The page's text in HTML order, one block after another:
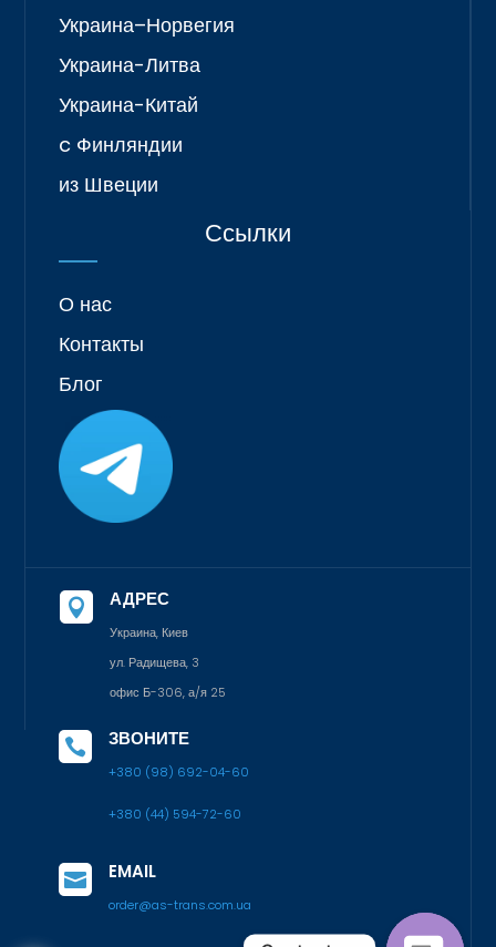
Украина–Норвегия
Украина-Литва
Украина-Китай
c Финляндии
из Швеции
Ссылки
О нас
Контакты
Блог
 АДРЕС
Украина, Киев
ул. Радищева, 3
офис Б-306, а/я 25
 ЗВОНИТЕ
+380 (98) 692-04-60
+380 (44) 594-72-60
 EMAIL
order@as-trans.com.ua